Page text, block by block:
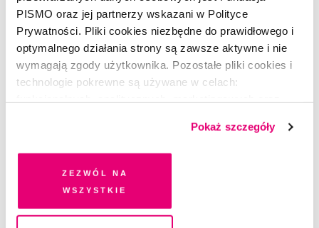
PISMO oraz jej partnerzy wskazani w Polityce
Prywatności. Pliki cookies niezbędne do prawidłowego i
optymalnego działania strony są zawsze aktywne i nie
wymagają zgody użytkownika. Pozostałe pliki cookies i
technologie pokrewne są używane w celach:
dobrowolną zgodę na pliki cookies i technologie
pokrewne, zgadzasz się na przechowywanie informacji
na Twoim urządzeniu końcowym lub dostęp do niego i
przetwarzanie danych. Zgodę na wszystkie lub niektóre
chwili wycofać lub ponowić w zakładce "Ustawienia
Pokaż szczegóły
Zezwól na
wszystkie
Wiersz bez tytułu